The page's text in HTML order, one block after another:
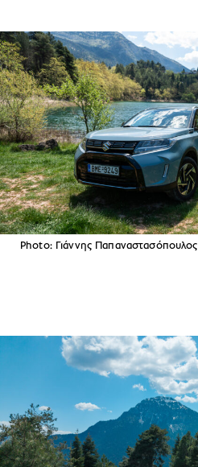
Photo: Γιάννης Παπαναστασόπουλος